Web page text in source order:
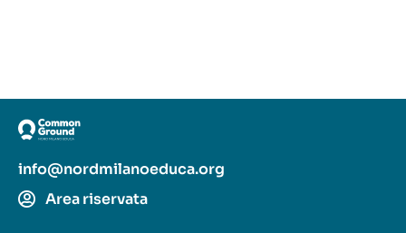
info@nordmilanoeduca.org
Area riservata